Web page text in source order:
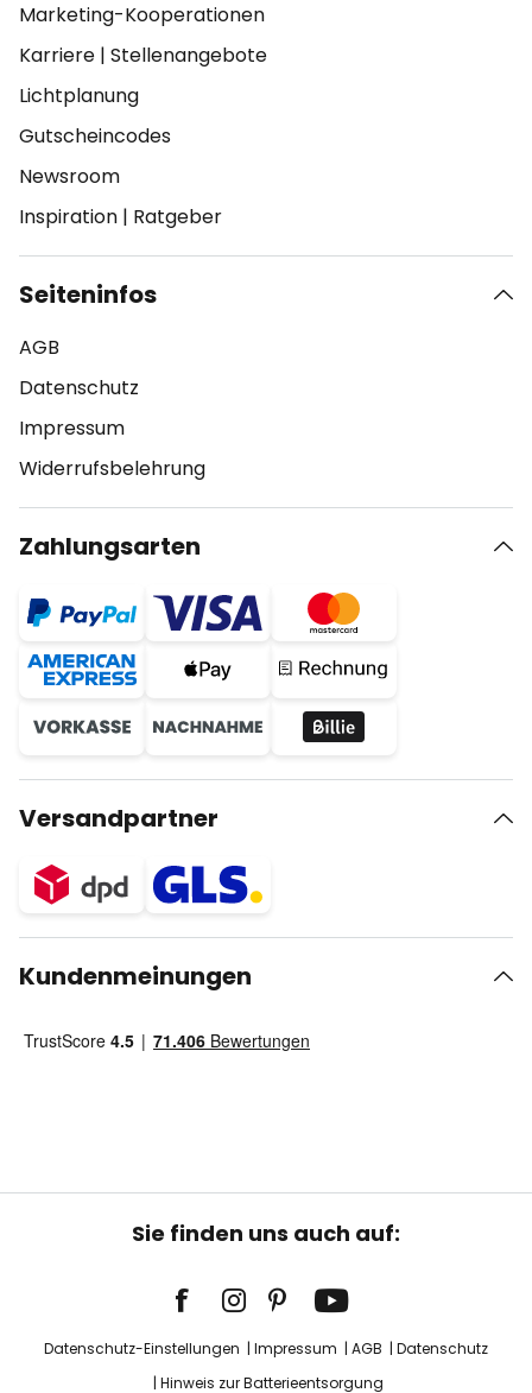
Marketing-Kooperationen
Karriere | Stellenangebote
Lichtplanung
Gutscheincodes
Newsroom
Inspiration | Ratgeber
Seiteninfos
AGB
Datenschutz
Impressum
Widerrufsbelehrung
Zahlungsarten
Versandpartner
Kundenmeinungen
Sie finden uns auch auf:
Datenschutz-Einstellungen Impressum AGB
Datenschutz
Hinweis zur Batterieentsorgung